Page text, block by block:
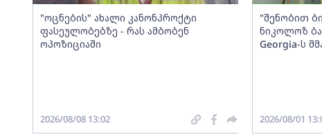
"ოცნების" ახალი კანონპროქტი
ფასეულობებზე - რას ამბობენ
ოპოზიციაში
2026/08/08 13:02
"შენობით
ნიკოლოზ
Georgia-ს
2026/08/01